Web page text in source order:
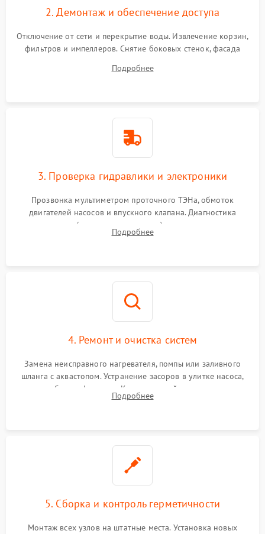
2. Демонтаж и обеспечение доступа
Отключение от сети и перекрытие воды. Извлечение корзин,
фильтров и импеллеров. Снятие боковых стенок, фасада
циркуляционному насосу, ТЭНу и сливной помпе.
Подробнее
3. Проверка гидравлики и электроники
Прозвонка мультиметром проточного ТЭНа, обмоток
двигателей насосов и впускного клапана. Диагностика
прессостата (датчика уровня воды), датчика мутности,
концевика дверцы и электронного модуля управления.
Подробнее
4. Ремонт и очистка систем
Замена неисправного нагревателя, помпы или заливного
шланга с аквастопом. Устранение засоров в улитке насоса,
патрубках и фильтрах. Компонентный ремонт платы
управления, восстановление поврежденной проводки.
Подробнее
5. Сборка и контроль герметичности
Монтаж всех узлов на штатные места. Установка новых